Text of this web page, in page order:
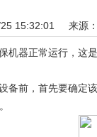
25 15:32:01 来源
器正常运行，这是
前，首先要确定该